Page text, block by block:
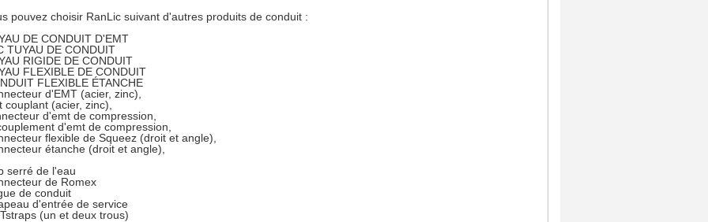
pouvez choisir RanLic suivant d'autres produits de conduit :
DE CONDUIT D'EMT
TUYAU DE CONDUIT
RIGIDE DE CONDUIT
FLEXIBLE DE CONDUIT
FLEXIBLE ÉTANCHE
d'EMT (acier, zinc),
couplant (acier, zinc),
d'emt de compression,
d'emt de compression,
flexible de Squeez (droit et angle),
étanche (droit et angle),
serré de l'eau
de Romex
de conduit
d'entrée de service
(un et deux trous)